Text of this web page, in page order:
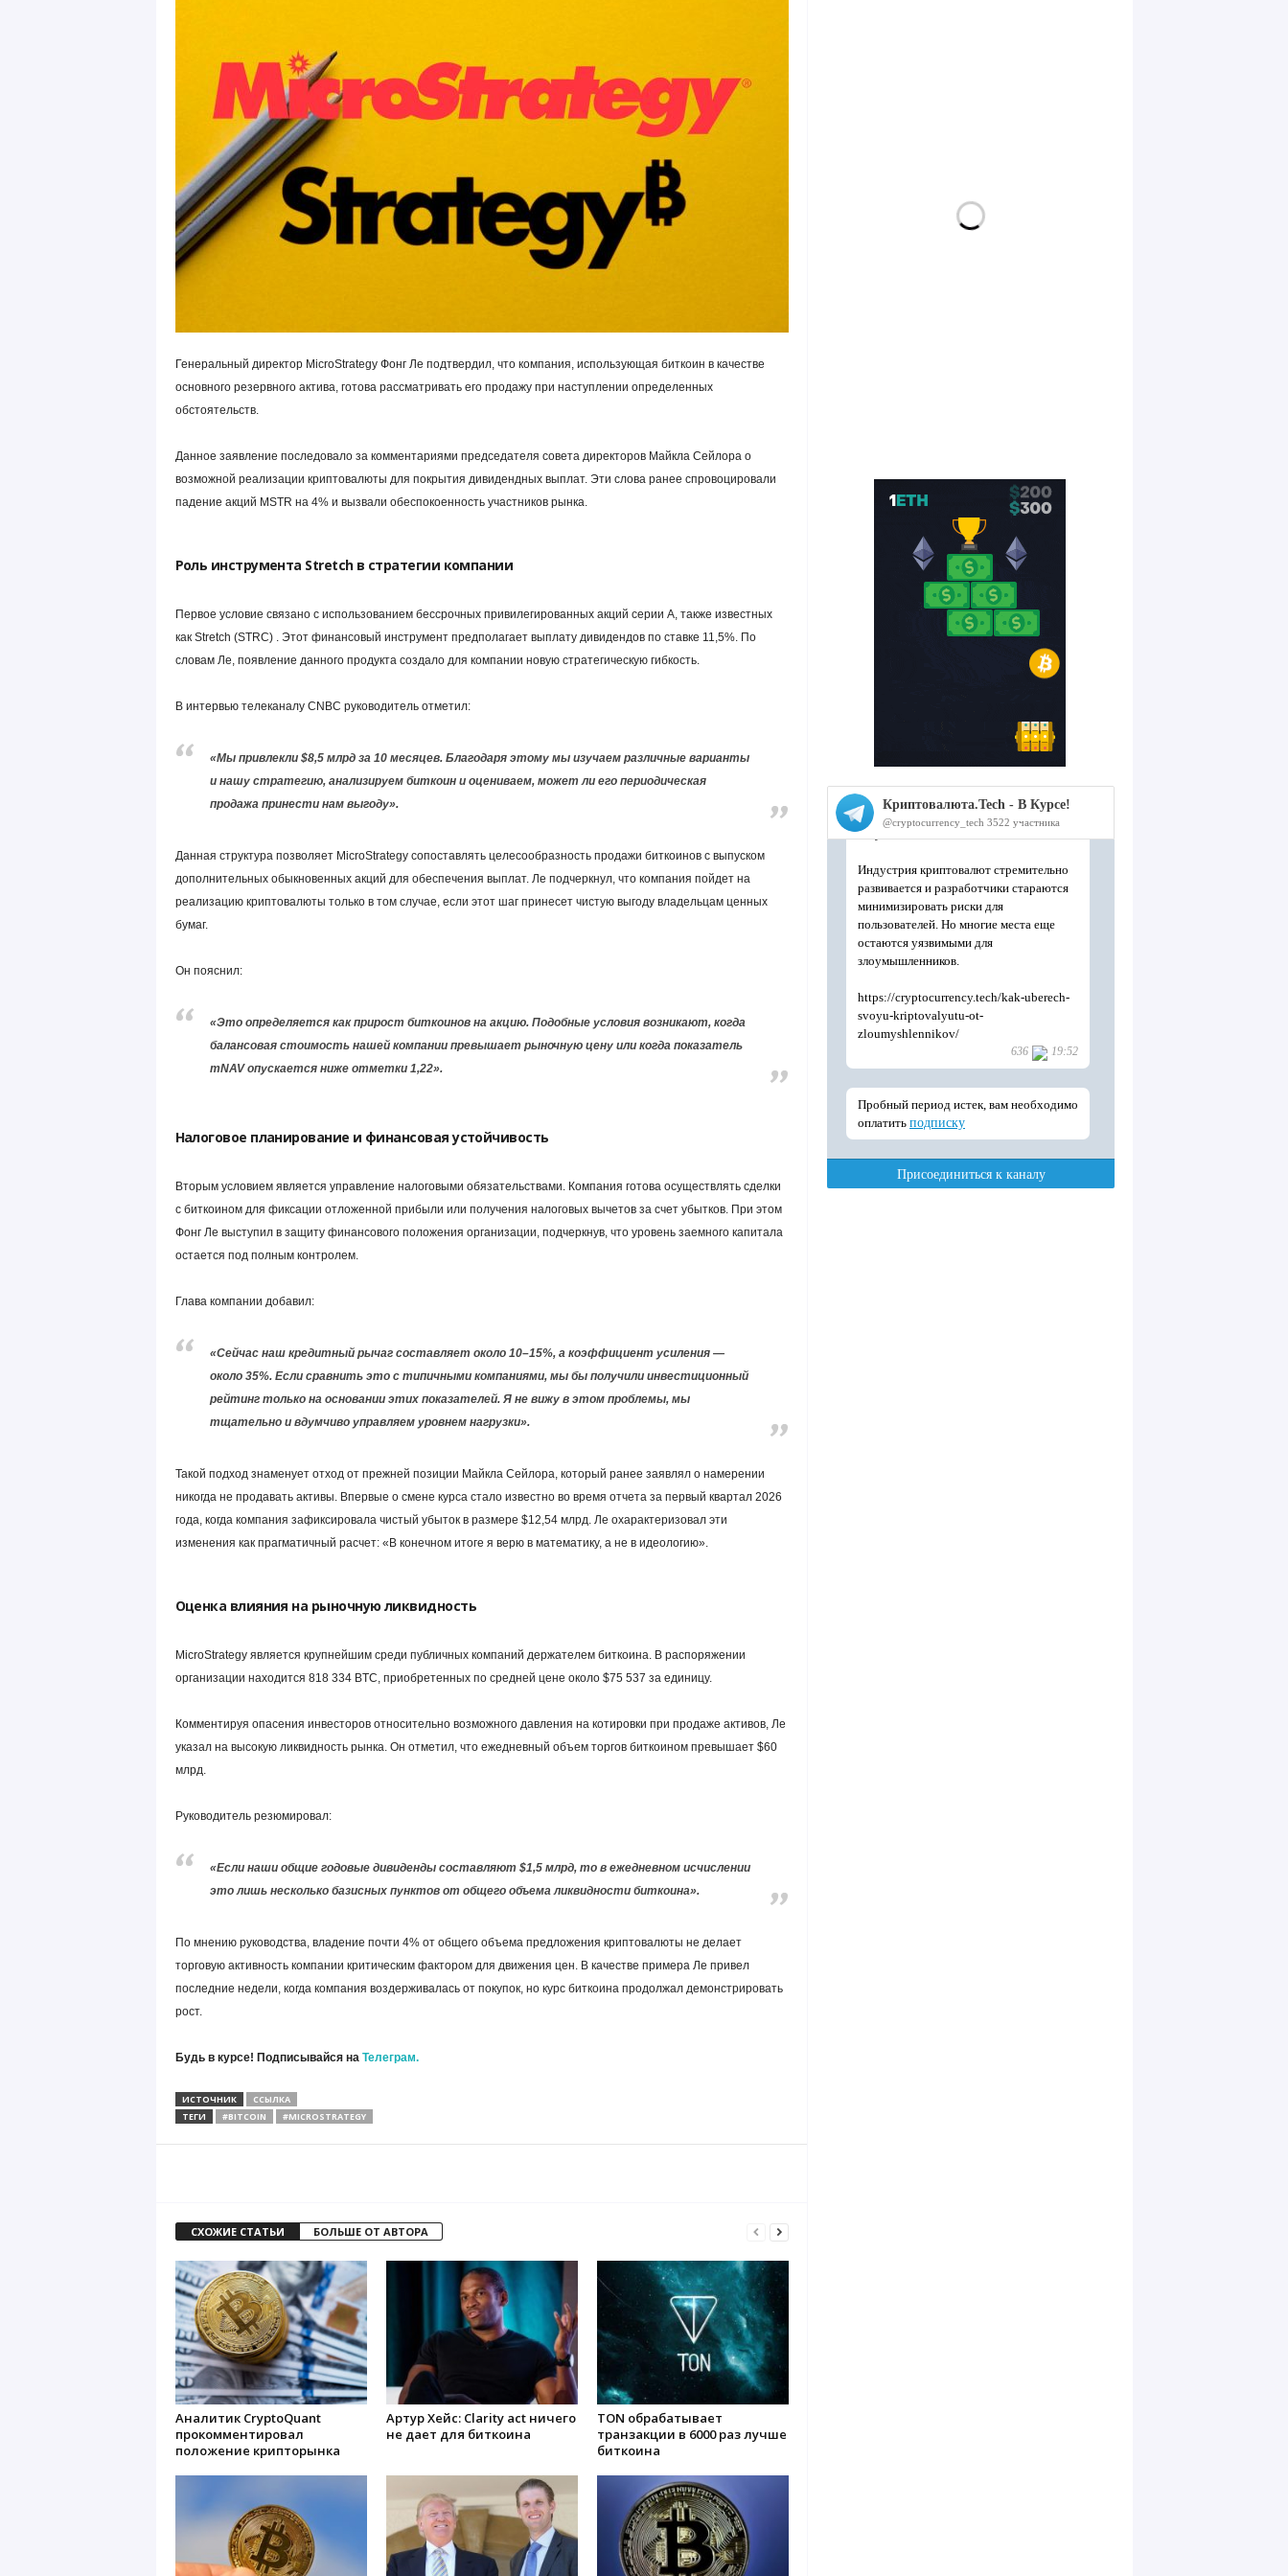
Генеральный директор MicroStrategy Фонг Ле подтвердил, что компания, использующая биткоин в качестве
основного резервного актива, готова рассматривать его продажу при наступлении определенных
обстоятельств.
Данное заявление последовало за комментариями председателя совета директоров Майкла Сейлора о
возможной реализации криптовалюты для покрытия дивидендных выплат. Эти слова ранее спровоцировали
падение акций MSTR на 4% и вызвали обеспокоенность участников рынка.
Роль инструмента Stretch в стратегии компании
Первое условие связано с использованием бессрочных привилегированных акций серии А, также известных
как Stretch (STRC) . Этот финансовый инструмент предполагает выплату дивидендов по ставке 11,5%. По
словам Ле, появление данного продукта создало для компании новую стратегическую гибкость.
В интервью телеканалу CNBC руководитель отметил:
«Мы привлекли $8,5 млрд за 10 месяцев. Благодаря этому мы изучаем различные варианты
и нашу стратегию, анализируем биткоин и оцениваем, может ли его периодическая
продажа принести нам выгоду».
Данная структура позволяет MicroStrategy сопоставлять целесообразность продажи биткоинов с выпуском
дополнительных обыкновенных акций для обеспечения выплат. Ле подчеркнул, что компания пойдет на
реализацию криптовалюты только в том случае, если этот шаг принесет чистую выгоду владельцам ценных
бумаг.
Он пояснил:
«Это определяется как прирост биткоинов на акцию. Подобные условия возникают, когда
балансовая стоимость нашей компании превышает рыночную цену или когда показатель
mNAV опускается ниже отметки 1,22».
Налоговое планирование и финансовая устойчивость
Вторым условием является управление налоговыми обязательствами. Компания готова осуществлять сделки
с биткоином для фиксации отложенной прибыли или получения налоговых вычетов за счет убытков. При этом
Фонг Ле выступил в защиту финансового положения организации, подчеркнув, что уровень заемного капитала
остается под полным контролем.
Глава компании добавил:
«Сейчас наш кредитный рычаг составляет около 10–15%, а коэффициент усиления —
около 35%. Если сравнить это с типичными компаниями, мы бы получили инвестиционный
рейтинг только на основании этих показателей. Я не вижу в этом проблемы, мы
тщательно и вдумчиво управляем уровнем нагрузки».
Такой подход знаменует отход от прежней позиции Майкла Сейлора, который ранее заявлял о намерении
никогда не продавать активы. Впервые о смене курса стало известно во время отчета за первый квартал 2026
года, когда компания зафиксировала чистый убыток в размере $12,54 млрд. Ле охарактеризовал эти
изменения как прагматичный расчет: «В конечном итоге я верю в математику, а не в идеологию».
Оценка влияния на рыночную ликвидность
MicroStrategy является крупнейшим среди публичных компаний держателем биткоина. В распоряжении
организации находится 818 334 BTC, приобретенных по средней цене около $75 537 за единицу.
Комментируя опасения инвесторов относительно возможного давления на котировки при продаже активов, Ле
указал на высокую ликвидность рынка. Он отметил, что ежедневный объем торгов биткоином превышает $60
млрд.
Руководитель резюмировал:
«Если наши общие годовые дивиденды составляют $1,5 млрд, то в ежедневном исчислении
это лишь несколько базисных пунктов от общего объема ликвидности биткоина».
По мнению руководства, владение почти 4% от общего объема предложения криптовалюты не делает
торговую активность компании критическим фактором для движения цен. В качестве примера Ле привел
последние недели, когда компания воздерживалась от покупок, но курс биткоина продолжал демонстрировать
рост.
Будь в курсе! Подписывайся на Телеграм.
ИСТОЧНИК
ССЫЛКА
ТЕГИ
#BITCOIN #MICROSTRATEGY
СХОЖИЕ СТАТЬИ БОЛЬШЕ ОТ АВТОРА
Аналитик CryptoQuant
прокомментировал
положение крипторынка
Артур Хейс: Clarity act ничего
не дает для биткоина
TON обрабатывает
транзакции в 6000 раз лучше
биткоина